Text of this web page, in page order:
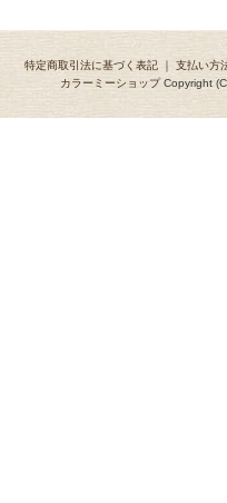
特定商取引法に基づく表記 ｜ 支払い方
カラーミーショップCopyright